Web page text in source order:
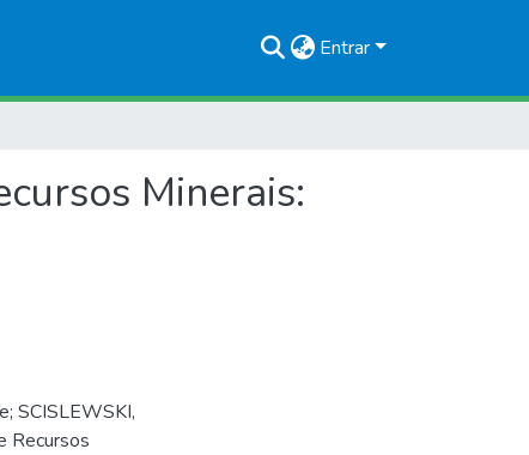
Entrar
Minerais:
SCISLEWSKI,
Recursos